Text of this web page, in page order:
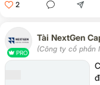
2
PRO
Tài NextGen
(Công ty cổ phần